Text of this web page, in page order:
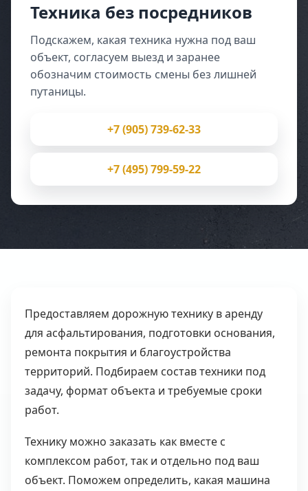
Техника без посредников
Подскажем, какая техника нужна под ваш
объект, согласуем выезд и заранее
обозначим стоимость смены без лишней
путаницы.
+7 (905) 739-62-33
+7 (495) 799-59-22
Предоставляем дорожную технику в аренду
для асфальтирования, подготовки основания,
ремонта покрытия и благоустройства
территорий. Подбираем состав техники под
задачу, формат объекта и требуемые сроки
работ.
Технику можно заказать как вместе с
комплексом работ, так и отдельно под ваш
объект. Поможем определить, какая машина